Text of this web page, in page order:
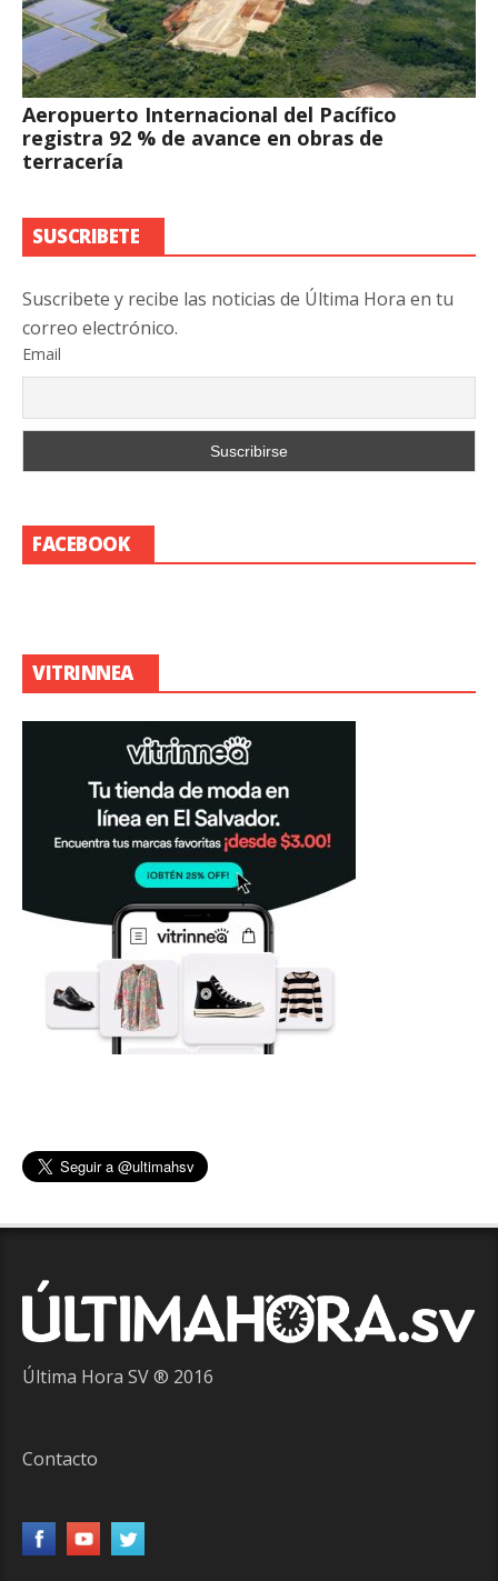
Aeropuerto Internacional del Pacífico
registra 92 % de avance en obras de
terracería
SUSCRIBETE
Suscribete y recibe las noticias de Última Hora en tu
correo electrónico.
Email
FACEBOOK
VITRINNEA
Última Hora SV ® 2016
Contacto